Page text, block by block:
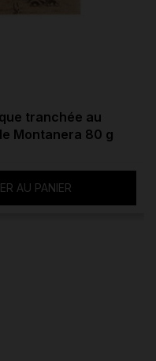
tranchée au
Montanera 80 g
AU PANIER